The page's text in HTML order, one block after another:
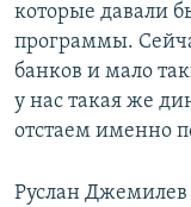
которые давали
программы.
банков и мало
у нас такая же
отстаем именно
Руслан Джемилев